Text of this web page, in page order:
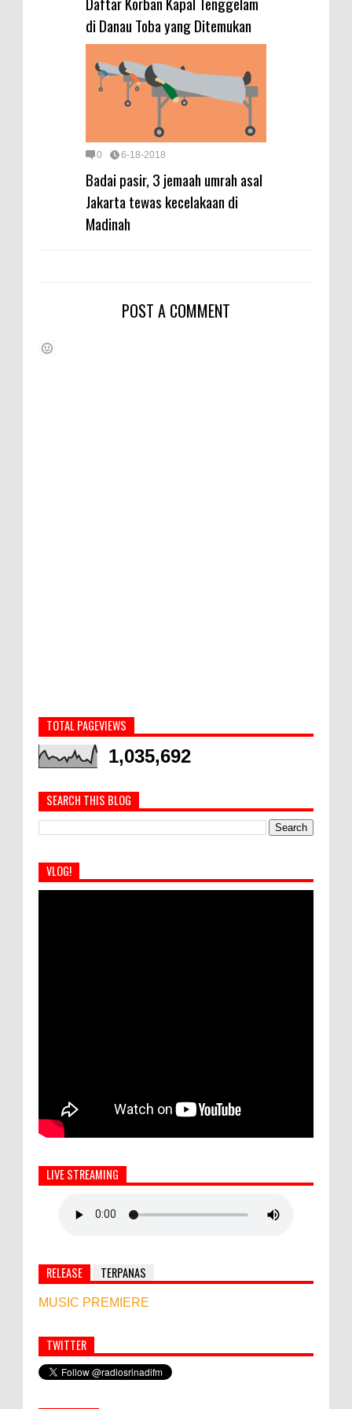
di Danau Toba yang Ditemukan
0 6-18-2018
Badai pasir, 3 jemaah umrah asal
Jakarta tewas kecelakaan di
Madinah
POST A COMMENT
TOTAL PAGEVIEWS
1,035,692
SEARCH THIS BLOG
VLOG!
LIVE STREAMING
RELEASE TERPANAS
MUSIC PREMIERE
Simbol Persahabatan, RI Bangun Islamic Centre di
Afghanistan
TWITTER